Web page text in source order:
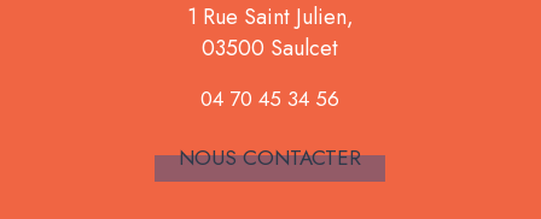
1 Rue Saint Julien,
03500 Saulcet
04 70 45 34 56
NOUS CONTACTER